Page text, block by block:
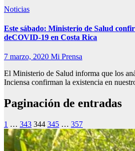
Noticias
Este sábado: Ministerio de Salud
deCOVID-19 en Costa Rica
7 marzo, 2020 Mi Prensa
El Ministerio de Salud informa que los
Inciensa confirman la existencia en
Paginación de entradas
1 … 343 344 345 … 357